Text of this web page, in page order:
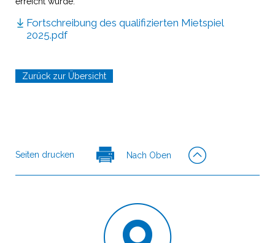
Fortschreibung des qualifizierten Mietspiel
2025.pdf
Zurück zur Übersicht
Seiten drucken Nach Oben